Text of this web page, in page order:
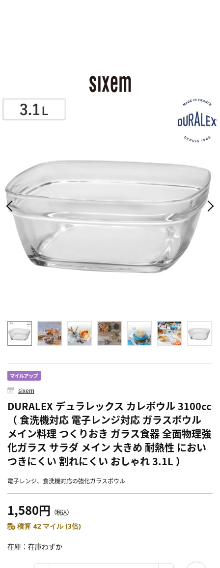
sixem
DURALEX デュラレックス カレボウル 3100cc
（ 食洗機対応 電子レンジ対応 ガラスボウル
メイン料理 つくりおき ガラス食器 全面物理強
化ガラス サラダ メイン 大きめ 耐熱性 におい
つきにくい 割れにくい おしゃれ 3.1L ）
電子レンジ、食洗機対応の強化ガラスボウル
1,580円 （税込）
積算 42 マイル (3倍)
在庫 在庫わずか